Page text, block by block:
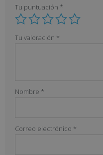
Tu puntuación *
Tu valoración *
Nombre *
Correo electrónico *